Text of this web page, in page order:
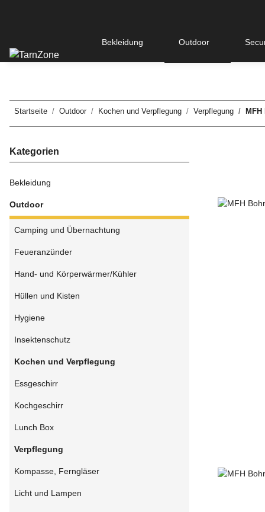
Bekleidung Outdoor
Startseite Outdoor Kochen und Verpflegung Verpflegung
Kategorien
Bekleidung
Outdoor
Camping und Übernachtung
Feueranzünder
Hand- und Körperwärmer/Kühler
Hüllen und Kisten
Hygiene
Insektenschutz
Kochen und Verpflegung
Essgeschirr
Kochgeschirr
Lunch Box
Verpflegung
Kompasse, Ferngläser
Licht und Lampen